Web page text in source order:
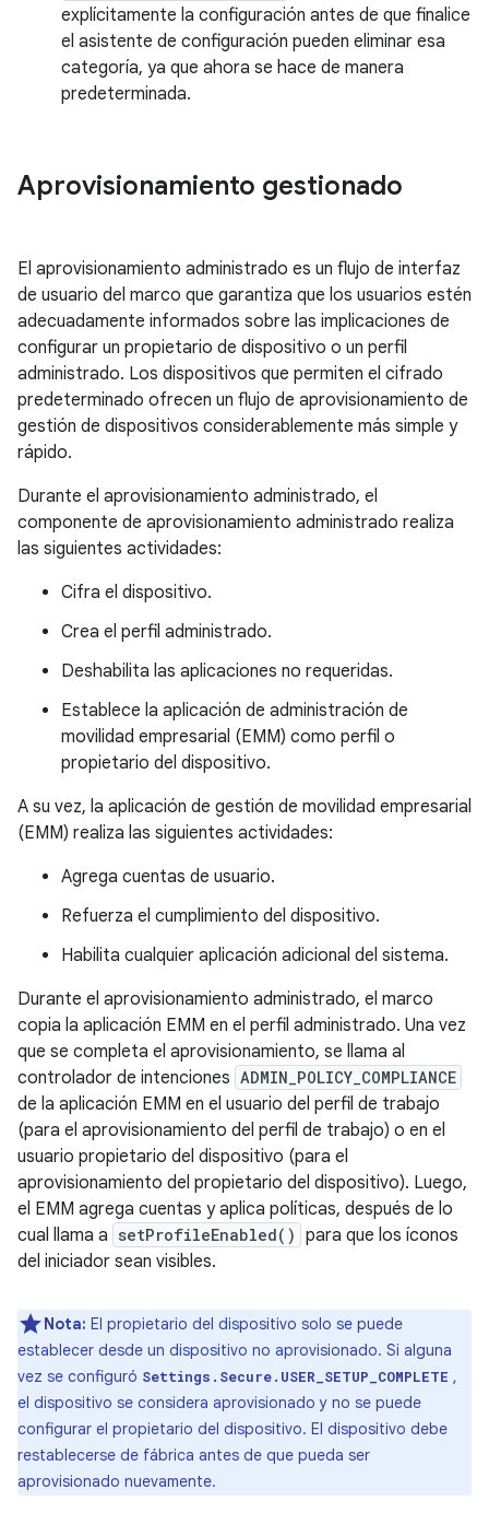
explícitamente la configuración antes de que finalice
el asistente de configuración pueden eliminar esa
categoría, ya que ahora se hace de manera
predeterminada.
Aprovisionamiento gestionado
El aprovisionamiento administrado es un flujo de interfaz
de usuario del marco que garantiza que los usuarios estén
adecuadamente informados sobre las implicaciones de
configurar un propietario de dispositivo o un perfil
administrado. Los dispositivos que permiten el cifrado
predeterminado ofrecen un flujo de aprovisionamiento de
gestión de dispositivos considerablemente más simple y
rápido.
Durante el aprovisionamiento administrado, el
componente de aprovisionamiento administrado realiza
las siguientes actividades:
Cifra el dispositivo.
Crea el perfil administrado.
Deshabilita las aplicaciones no requeridas.
Establece la aplicación de administración de
movilidad empresarial (EMM) como perfil o
propietario del dispositivo.
A su vez, la aplicación de gestión de movilidad empresarial
(EMM) realiza las siguientes actividades:
Agrega cuentas de usuario.
Refuerza el cumplimiento del dispositivo.
Habilita cualquier aplicación adicional del sistema.
Durante el aprovisionamiento administrado, el marco
copia la aplicación EMM en el perfil administrado. Una vez
que se completa el aprovisionamiento, se llama al
controlador de intenciones ADMIN_POLICY_COMPLIANCE
de la aplicación EMM en el usuario del perfil de trabajo
(para el aprovisionamiento del perfil de trabajo) o en el
usuario propietario del dispositivo (para el
aprovisionamiento del propietario del dispositivo). Luego,
el EMM agrega cuentas y aplica políticas, después de lo
cual llama a setProfileEnabled() para que los íconos
del iniciador sean visibles.
Nota: El propietario del dispositivo solo se puede
establecer desde un dispositivo no aprovisionado. Si alguna
vez se configuró Settings.Secure.USER_SETUP_COMPLETE ,
el dispositivo se considera aprovisionado y no se puede
configurar el propietario del dispositivo. El dispositivo debe
restablecerse de fábrica antes de que pueda ser
aprovisionado nuevamente.